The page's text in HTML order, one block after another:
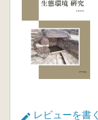
レビューを書く